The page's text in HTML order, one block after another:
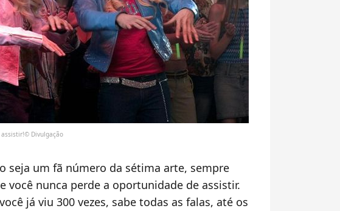
Divulgação
seja um fã número da sétima arte, sempre
você nunca perde a oportunidade de assistir.
já viu 300 vezes, sabe todas as falas, até os